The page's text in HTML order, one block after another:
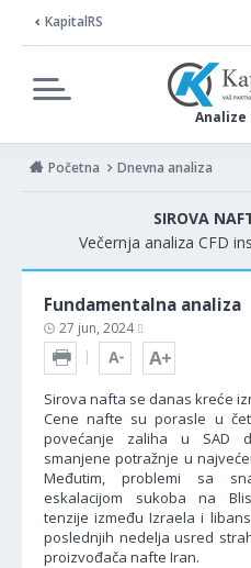
KapitalRS
Početna Dnevna analiza
SIROVA
Večernja analiza CFD
Fundamentalna analiza
27 jun, 2024
Sirova nafta se danas kreće
Cene nafte su porasle u
povećanje zaliha u SAD
smanjene potražnje u
Međutim, problemi sa
eskalacijom sukoba na
tenzije između Izraela i
poslednjih nedelja usred
proizvođača nafte Iran.